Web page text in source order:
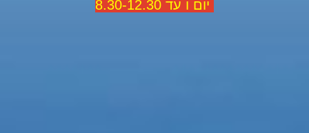
יום ו עד 8.30-12.30